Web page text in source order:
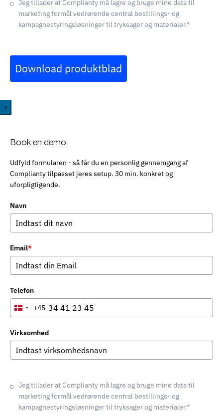
Jeg tillader at Complianty må lagre og bruge mine data til
marketing formål vedrørende central bestillings- og
kampagnestyringsløsninger til tryksager og materialer.*
Download produktblad
×
Book en demo
Udfyld formularen - så får du en personlig gennemgang af
Complianty tilpasset jeres setup. 30 min. konkret og
uforpligtigende.
Navn
Email*
Telefon
Denmark
+45
Virksomhed
Jeg tillader at Complianty må lagre og bruge mine data til
marketing formål vedrørende central bestillings- og
kampagnestyringsløsninger til tryksager og materialer.*